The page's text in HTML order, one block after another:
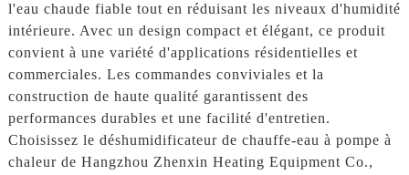
l'eau chaude fiable tout en réduisant les niveaux d'humidité
intérieure. Avec un design compact et élégant, ce produit
convient à une variété d'applications résidentielles et
commerciales. Les commandes conviviales et la
construction de haute qualité garantissent des
performances durables et une facilité d'entretien.
Choisissez le déshumidificateur de chauffe-eau à pompe à
chaleur de Hangzhou Zhenxin Heating Equipment Co.,